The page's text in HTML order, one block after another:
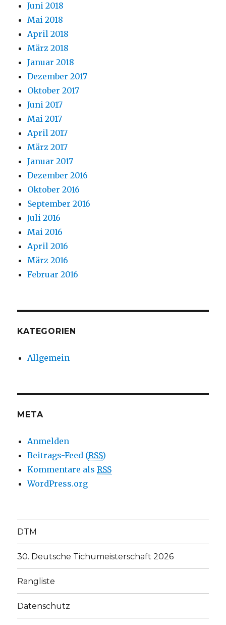
Juni 2018
Mai 2018
April 2018
März 2018
Januar 2018
Dezember 2017
Oktober 2017
Juni 2017
Mai 2017
April 2017
März 2017
Januar 2017
Dezember 2016
Oktober 2016
September 2016
Juli 2016
Mai 2016
April 2016
März 2016
Februar 2016
KATEGORIEN
Allgemein
META
Anmelden
Beitrags-Feed (RSS)
Kommentare alsRSS
WordPress.org
DTM
30. Deutsche Tichumeisterschaft 2026
Rangliste
Datenschutz